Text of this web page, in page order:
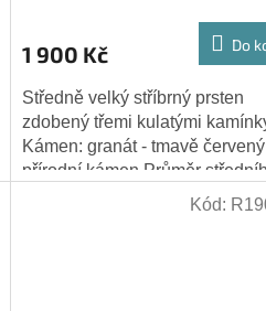
1 900 Kč Do
Středně velký stříbrný prsten
zdobený třemi kulatými
Kámen: granát - tmavě červený
přírodní kámen Průměr
(většího) kamínku: 4 mm Výška
Kód: